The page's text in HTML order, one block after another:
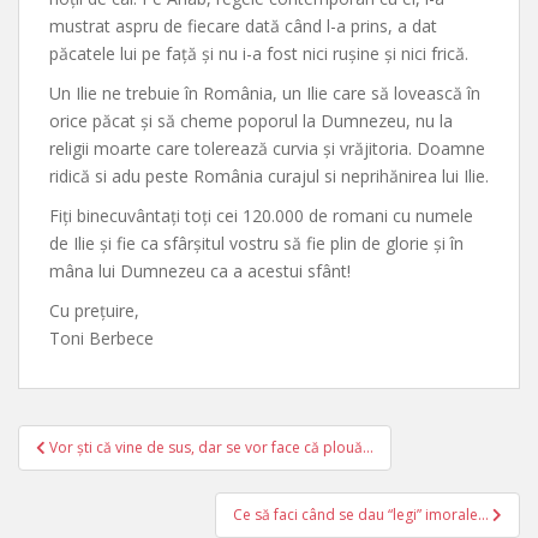
mustrat aspru de fiecare dată când l-a prins, a dat
păcatele lui pe față și nu i-a fost nici rușine și nici frică.
Un Ilie ne trebuie în România, un Ilie care să lovească în
orice păcat și să cheme poporul la Dumnezeu, nu la
religii moarte care tolerează curvia și vrăjitoria. Doamne
ridică si adu peste România curajul si neprihănirea lui Ilie.
Fiți binecuvântați toți cei 120.000 de romani cu numele
de Ilie și fie ca sfârșitul vostru să fie plin de glorie și în
mâna lui Dumnezeu ca a acestui sfânt!
Cu prețuire,
Toni Berbece
Post
navigation
Vor ști că vine de sus, dar se vor face că plouă…
Ce să faci când se dau “legi” imorale…